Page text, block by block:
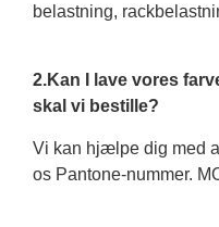
belastning,
2.Kan I lave vores
skal vi bestille?
Vi kan hjælpe dig med
os Pantone-nummer.